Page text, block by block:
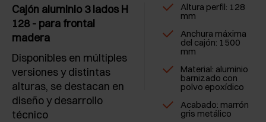
Cajón aluminio 3 lados H
128 - para frontal
madera
Disponibles en múltiples
versiones y distintas
alturas, se destacan en
diseño y desarrollo
técnico
Altura perfil: 128
mm
Anchura máxima
del cajón: 1500
mm
Material: aluminio
barnizado con
polvo epoxídico
Acabado: marrón
gris metálico